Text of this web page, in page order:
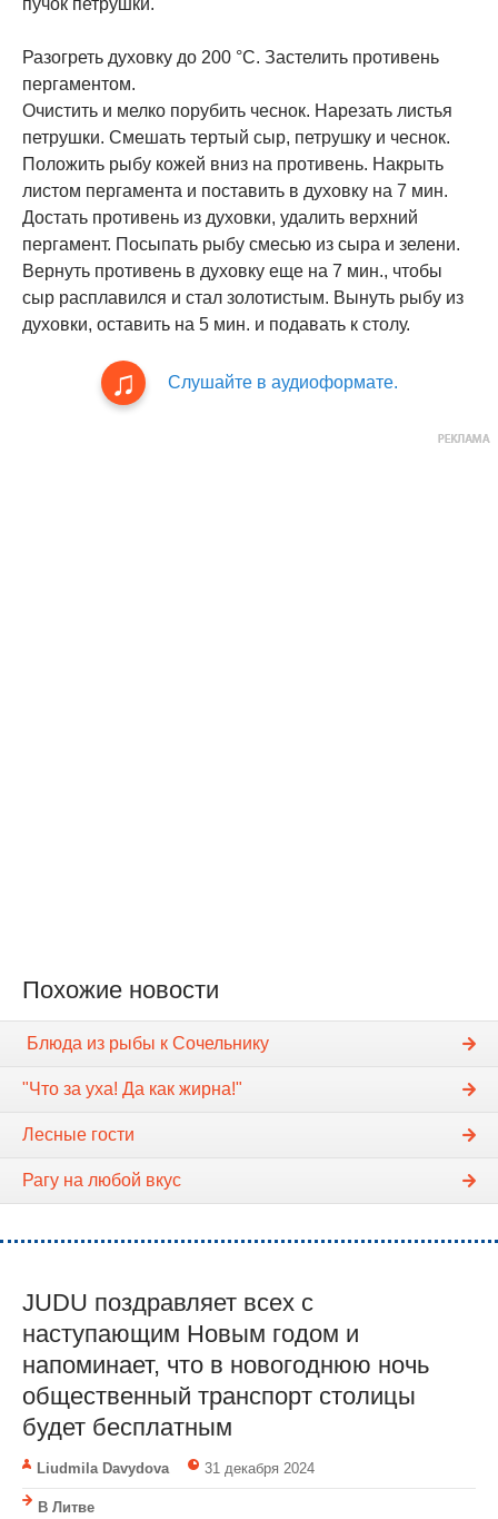
пучок петрушки.
Разогреть духовку до 200 °С. Застелить противень
пергаментом.
Очистить и мелко порубить чеснок. Нарезать листья
петрушки. Смешать тертый сыр, петрушку и чеснок.
Положить рыбу кожей вниз на противень. Накрыть
листом пергамента и поставить в духовку на 7 мин.
Достать противень из духовки, удалить верхний
пергамент. Посыпать рыбу смесью из сыра и зелени.
Вернуть противень в духовку еще на 7 мин., чтобы
сыр расплавился и стал золотистым. Вынуть рыбу из
духовки, оставить на 5 мин. и подавать к столу.
Слушайте в аудиоформате.
Похожие новости
​ Блюда из рыбы к Сочельнику
"Что за уха! Да как жирна!"
Лесные гости
Рагу на любой вкус
JUDU поздравляет всех с
наступающим Новым годом и
напоминает, что в новогоднюю ночь
общественный транспорт столицы
будет бесплатным
Liudmila Davydova 31 декабря 2024
В Литве